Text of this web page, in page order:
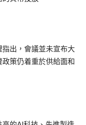
出，會議並未宣布大
策仍着重於供給面和